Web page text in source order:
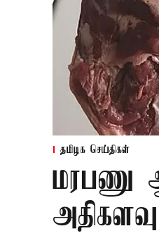
தமிழக செய்திகள்
மரபணு